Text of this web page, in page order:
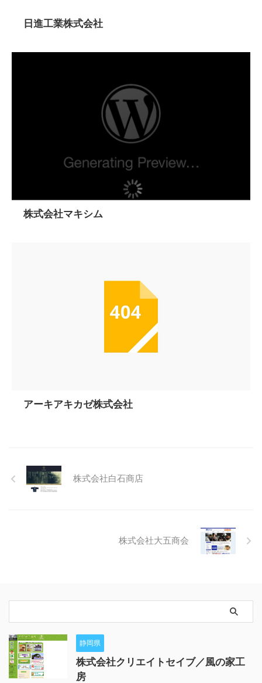
日進工業株式会社
株式会社マキシム
アーキアキカゼ株式会社
株式会社白石商店
株式会社大五商会
静岡県
株式会社クリエイトセイブ／風の家工
房